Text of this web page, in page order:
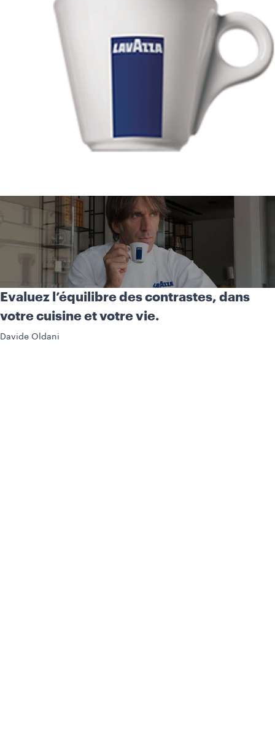
Evaluez l’équilibre des contrastes, dans
votre cuisine et votre vie.
Davide Oldani